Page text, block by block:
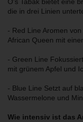
O's Tabak bietet eine
die in drei Linien
- Red Line Aromen
African Queen mit
- Green Line
mit grünem Apfel und
- Blue Line Setzt auf
Wassermelone und
Wie intensiv ist das